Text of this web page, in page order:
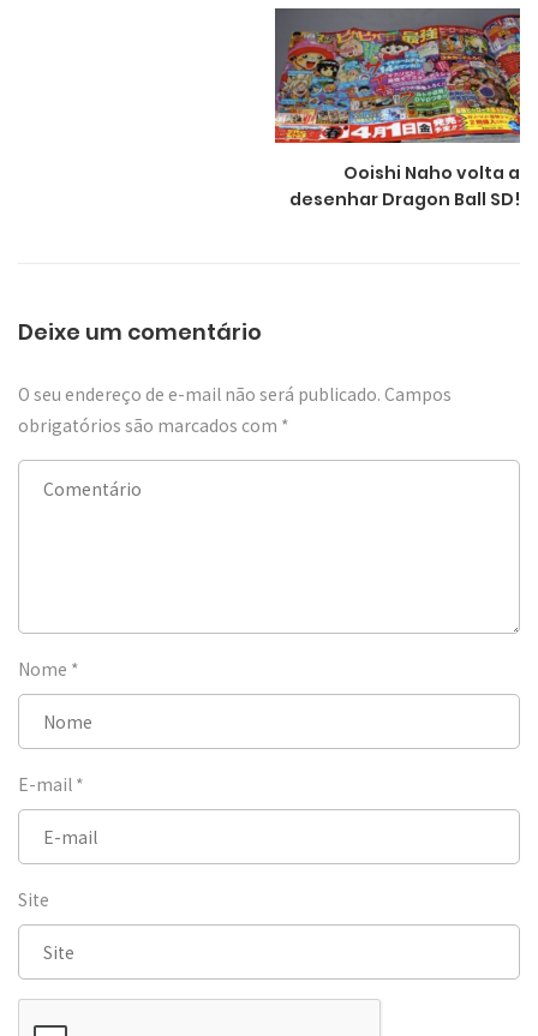
Ooishi Naho volta a
desenhar Dragon Ball SD!
Deixe um comentário
O seu endereço de e-mail não será publicado. Campos
obrigatórios são marcados com *
Nome *
E-mail *
Site